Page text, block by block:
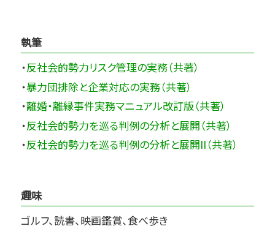
執筆
・反社会的勢力リスク管理の実務（共著）
・暴力団排除と企業対応の実務（共著）
・離婚・離縁事件実務マニュアル改訂版（共著）
・反社会的勢力を巡る判例の分析と展開（共著）
・反社会的勢力を巡る判例の分析と展開II（共著）
趣味
ゴルフ、読書、映画鑑賞、食べ歩き